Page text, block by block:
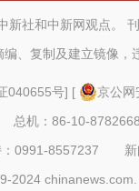
新社和中新网观点。
、复制及建立镜像，
040655号] [
京公
总机：86-10-
：0991-8557237
2024